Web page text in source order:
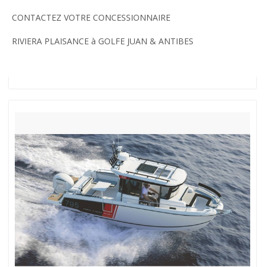
CONTACTEZ VOTRE CONCESSIONNAIRE
RIVIERA PLAISANCE à GOLFE JUAN & ANTIBES